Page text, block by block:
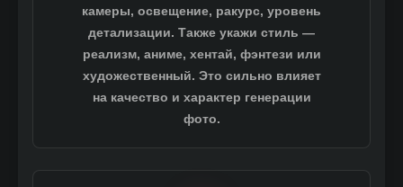
камеры, освещение, ракурс, уровень
детализации. Также укажи стиль —
реализм, аниме, хентай, фэнтези или
художественный. Это сильно влияет
на качество и характер генерации
фото.